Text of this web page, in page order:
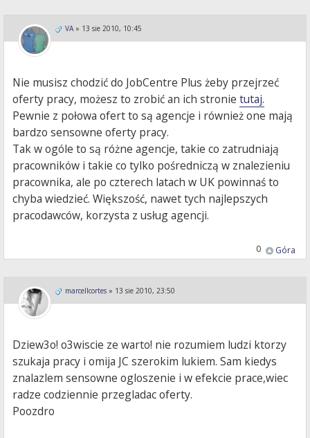
VA» 13 sie 2010, 10:45
Nie musisz chodzić do JobCentre Plus żeby przejrzeć
oferty pracy, możesz to zrobić an ich stronietutaj.
Pewnie z połowa ofert to są agencje i również one mają
bardzo sensowne oferty pracy.
Tak w ogóle to są różne agencje, takie co zatrudniają
pracowników i takie co tylko pośredniczą w znalezieniu
pracownika, ale po czterech latach w UK powinnaś to
chyba wiedzieć. Większość, nawet tych najlepszych
pracodawców, korzysta z usług agencji.
Góra
0
marcellcortes » 13 sie 2010, 23:50
Dziew3o! o3wiscie ze warto! nie rozumiem ludzi ktorzy
szukaja pracy i omija JC szerokim lukiem. Sam kiedys
znalazlem sensowne ogloszenie i w efekcie prace,wiec
radze codziennie przegladac oferty.
Poozdro